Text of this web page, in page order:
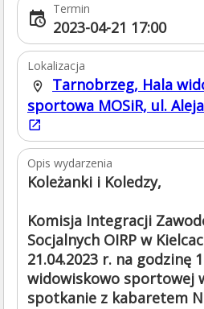
Termin
2023-04-21 17:00
Lokalizacja
Tarnobrzeg, Hala
sportowa MOSiR, ul.
Opis wydarzenia
Koleżanki i Koledzy,
Komisja Integracji
Socjalnych OIRP w
21.04.2023 r. na godzinę
widowiskowo sportowej
spotkanie z kabaretem